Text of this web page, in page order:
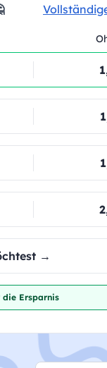
→
die Ersparnis